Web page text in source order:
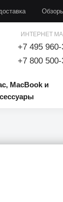
ИНТЕРНЕТ
+7 495
+7 800
MacBook и